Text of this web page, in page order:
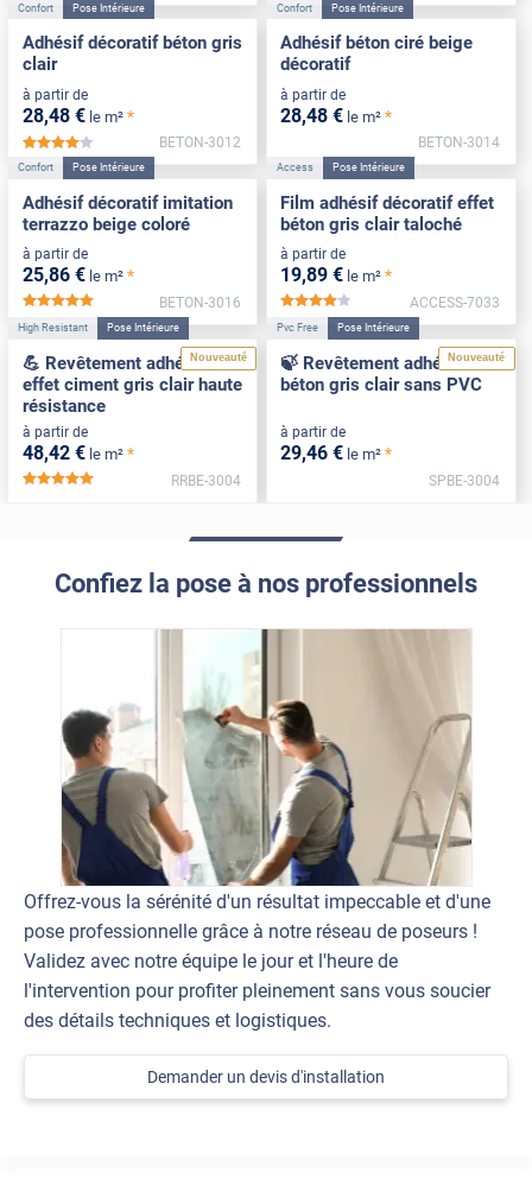
Confort Pose Intérieure
Adhésif décoratif béton gris
clair
à partir de
28,48 € le m² *
*****
BETON-3012
Confort Pose Intérieure
Adhésif béton ciré beige
décoratif
à partir de
28,48 € le m² *
BETON-3014
Confort Pose Intérieure
Adhésif décoratif imitation
terrazzo beige coloré
à partir de
25,86 € le m² *
BETON-3016
Access Pose Intérieure
Film adhésif décoratif effet
béton gris clair taloché
à partir de
19,89 € le m² *
*****
ACCESS-7033
Nouveauté
High Resistant Pose Intérieure
💪 Revêtement adhésif
effet ciment gris clair haute
résistance
à partir de
48,42 € le m² *
RRBE-3004
Nouveauté
Pvc Free Pose Intérieure
🍃 Revêtement adhésif
béton gris clair sans PVC
à partir de
29,46 € le m² *
SPBE-3004
Confiez la pose à nos professionnels
Offrez-vous la sérénité d'un résultat impeccable et d'une
pose professionnelle grâce à notre réseau de poseurs !
Validez avec notre équipe le jour et l'heure de
l'intervention pour profiter pleinement sans vous soucier
des détails techniques et logistiques.
Demander un devis d'installation